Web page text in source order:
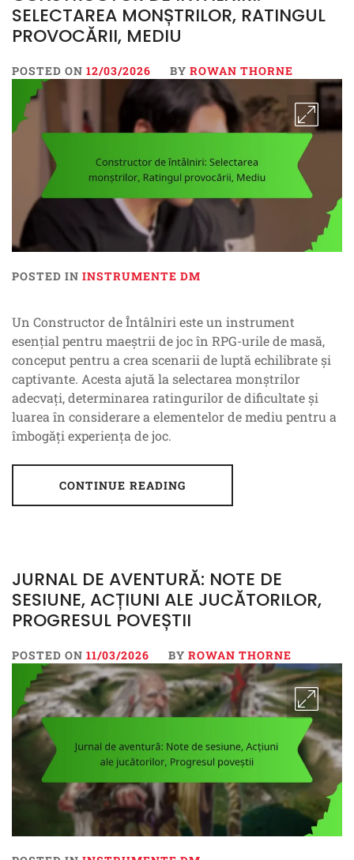
SELECTAREA MONȘTRILOR, RATINGUL
PROVOCĂRII, MEDIU
POSTED ON 12/03/2026 BY ROWAN THORNE
POSTED IN INSTRUMENTE DM
Un Constructor de Întâlniri este un instrument
esențial pentru maeștrii de joc în RPG-urile de masă,
conceput pentru a crea scenarii de luptă echilibrate și
captivante. Acesta ajută la selectarea monștrilor
adecvați, determinarea ratingurilor de dificultate și
luarea în considerare a elementelor de mediu pentru a
îmbogăți experiența de joc.
CONTINUE READING
JURNAL DE AVENTURĂ: NOTE DE
SESIUNE, ACȚIUNI ALE JUCĂTORILOR,
PROGRESUL POVEȘTII
POSTED ON 11/03/2026 BY ROWAN THORNE